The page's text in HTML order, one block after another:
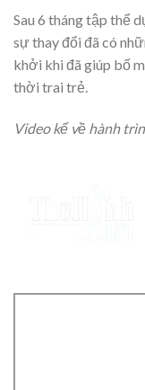
Sau 6 tháng tập thể
sự thay đổi đã có
khởi khi đã giúp bố
thời trai trẻ.
Video kể về hành